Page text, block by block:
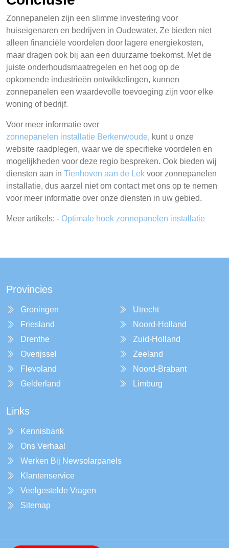
Zonnepanelen zijn een slimme investering voor
huiseigenaren en bedrijven in Oudewater. Ze bieden niet
alleen financiële voordelen door lagere energiekosten,
maar dragen ook bij aan een duurzame toekomst. Met de
juiste onderhoudsmaatregelen en het oog op de
opkomende industrieën ontwikkelingen, kunnen
zonnepanelen een waardevolle toevoeging zijn voor elke
woning of bedrijf.
Voor meer informatie over
zonnepanelen installatie Berkenwoude, kunt u onze
website raadplegen, waar we de specifieke voordelen en
mogelijkheden voor deze regio bespreken. Ook bieden wij
diensten aan in Tienhoven aan de Lek voor zonnepanelen
installatie, dus aarzel niet om contact met ons op te nemen
voor meer informatie over onze diensten in uw gebied.
Meer artikels: - Optimale hoek zonnepanelen installatie
Provincies
Groningen
Friesland
Drenthe
Overijssel
Flevoland
Gelderland
Utrecht
Noord-Holland
Zuid-Holland
Zeeland
Noord-Brabant
Limburg
Links
Kennisbank
Ons Verhaal
Werken Bij Newsolarpanels
Klantenservice
Veelgestelde Vragen
Sitemap